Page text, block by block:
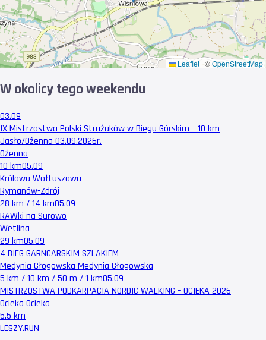
Leaflet | ©OpenStreetMap
W okolicy tego weekendu
03.09
IX Mistrzostwa Polski Strażaków w Biegu Górskim – 10 km
Jasło/Ożenna 03.09.2026r.
Ożenna
10 km05.09
Królowa Wołtuszowa
Rymanów-Zdrój
28 km / 14 km05.09
RAWki na Surowo
Wetlina
29 km05.09
4 BIEG GARNCARSKIM SZLAKIEM
Medynia Głogowska Medynia Głogowska
5 km / 10 km / 50 m / 1 km05.09
MISTRZOSTWA PODKARPACIA NORDIC WALKING – OCIEKA 2026
Ocieka Ocieka
5.5 km
LESZY.RUN